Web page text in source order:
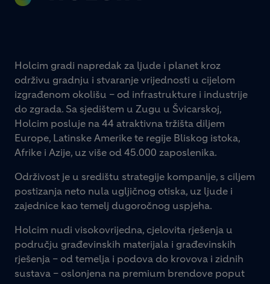
Holcim gradi napredak za ljude i planet kroz
održivu gradnju i stvaranje vrijednosti u cijelom
izgrađenom okolišu – od infrastrukture i industrije
do zgrada. Sa sjedištem u Zugu u Švicarskoj,
Holcim posluje na 44 atraktivna tržišta diljem
Europe, Latinske Amerike te regije Bliskog istoka,
Afrike i Azije, uz više od 45.000 zaposlenika.
Održivost je u središtu strategije kompanije, s ciljem
postizanja neto nula ugljičnog otiska, uz ljude i
zajednice kao temelj dugoročnog uspjeha.
Holcim nudi visokovrijedna, cjelovita rješenja u
području građevinskih materijala i građevinskih
rješenja – od temelja i podova do krovova i zidnih
sustava – oslonjena na premium brendove poput